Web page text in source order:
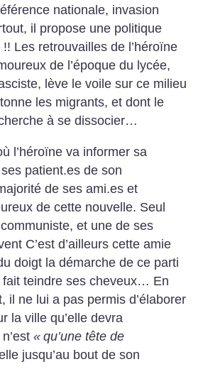
nationale, invasion
il propose une politique
!! Les retrouvailles de l’héroïne
de l’époque du lycée,
lève le voile sur ce milieu
les migrants, et dont le
à se dissocier…
l’héroïne va informer sa
patient.es de son
de ses ami.es et
de cette nouvelle. Seul
et une de ses
C’est d’ailleurs cette amie
doigt la démarche de ce parti
fait teindre ses cheveux… En
ne lui a pas permis d’élaborer
la ville qu’elle devra
« qu’une tête de
jusqu’au bout de son